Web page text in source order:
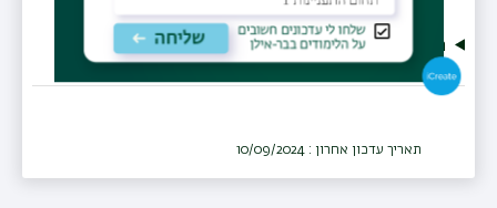
Research
תאריך עדכון אחרון : 10/09/2024